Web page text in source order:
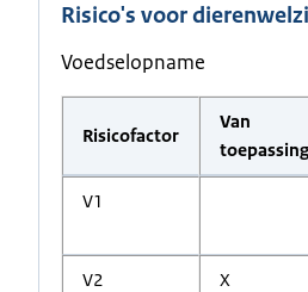
Risico's voor
Voedselopname
Risicofactor
Van
toepassing
V1
V2 X